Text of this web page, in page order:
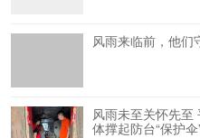
风雨来临前，他们
风雨未至关怀先
体撑起防台“保护伞